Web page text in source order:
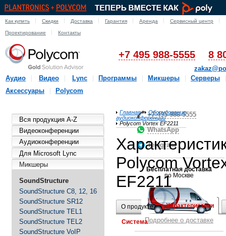
Как купить Скидки Доставка Гарантия Аренда Сервисный центр
Проектирование Контакты
+7 495 988-5555 8
Аудио
Видео Lync Программы Микшеры
Серверы
Аксессуары
Polycom
Вся продукция A-Z
Видеоконференции
Аудиоконференции
Для Microsoft Lync
Микшеры
SoundStructure
SoundStructure C8, 12, 16
SoundStructure SR12
SoundStructure TEL1
SoundStructure TEL2
SoundStructure VoIP
+7-495-988-5555
WhatsApp
Telegram
Бесплатная доставка
по Москве
Подробнее о доставке
Главная
Оборудование
аудиоконференции
Polycom Vortex EF2211
Polycom
EF2211
О продукте Характеристики
Система